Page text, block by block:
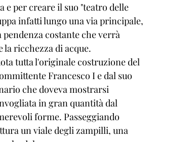
e per creare il suo "teatro delle
infatti lungo una via principale,
costante che verrà
ricchezza di acque.
tutta l'originale costruzione del
Francesco I e dal suo
che doveva mostrarsi
in gran quantità dal
forme. Passeggiando
un viale degli zampilli, una